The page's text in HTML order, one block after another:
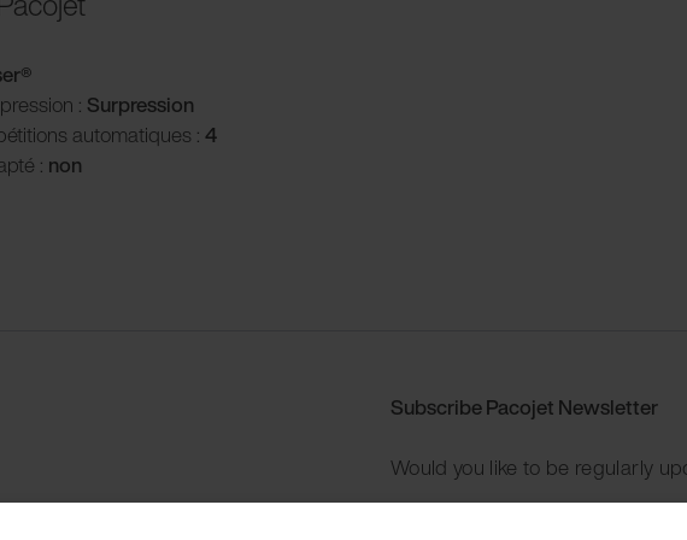
: Surpression
automatiques : 4
: non
Subscribe Pacojet Newsletter
Would you like to be regularly